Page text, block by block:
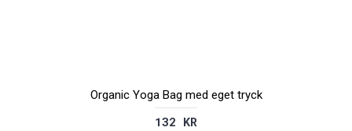
Organic Yoga Bag med eget tryck
132 KR